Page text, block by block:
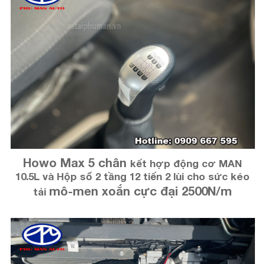
Howo Max 5 chân kết hợp động cơ MAN
10.5L và Hộp số 2 tầng 12 tiến 2 lùi cho sức kéo
tải mô-men xoắn cực đại 2500N/m